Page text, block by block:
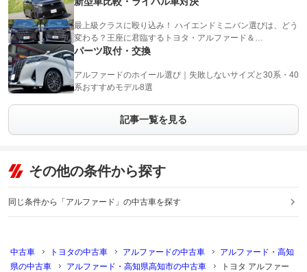
最上級クラスに殴り込み！ ハイエンドミニバン選びは、どう
変わる？王座に君臨するトヨタ・アルファード＆…
パーツ取付・交換
アルファードのホイール選び｜失敗しないサイズと30系・40
系おすすめモデル8選
記事一覧を見る
その他の条件から探す
同じ条件から「アルファード」の中古車を探す
中古車 トヨタの中古車 アルファードの中古車
アルファード・高知
県の中古車
アルファード・高知県高知市の中古車 トヨタ アルファー